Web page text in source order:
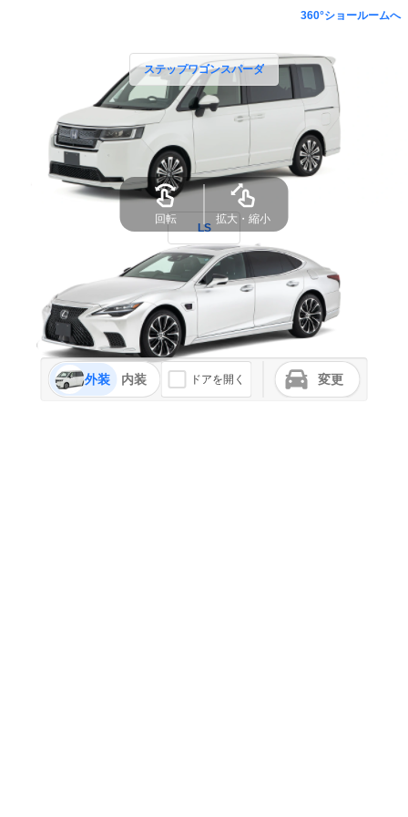
360°ショールームへ
ステップワゴンスパーダ
LS
外装 内装 ドアを開く 変更
回転 拡大・縮小